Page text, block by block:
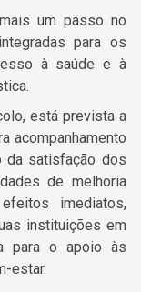
um passo no
para os
à saúde e à
está prevista a
acompanhamento
da satisfação dos
de melhoria
imediatos,
instituições em
para o apoio às
estar.